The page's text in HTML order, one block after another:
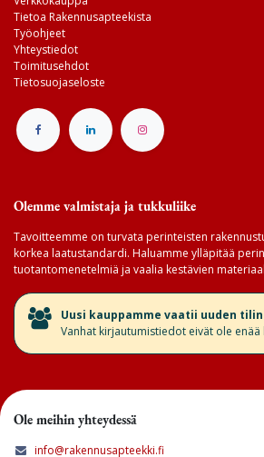
Tietoa Rakennusapteekista
Työohjeet
Yhteystiedot
Toimitusehdot
Tietosuojaseloste
Olemme valmistaja ja tukkuliike
Tavoitteemme on turvata perinteisten
korkea laatustandardi. Haluamme ylläpitää
tuotantomenetelmiä ja vaalia kestävien
​Uusi kauppamme vaatii uuden
Vanhat kirjautumistiedot eivät ole enää
Ole meihin yhteydessä
info@rakennusapteekki.fi